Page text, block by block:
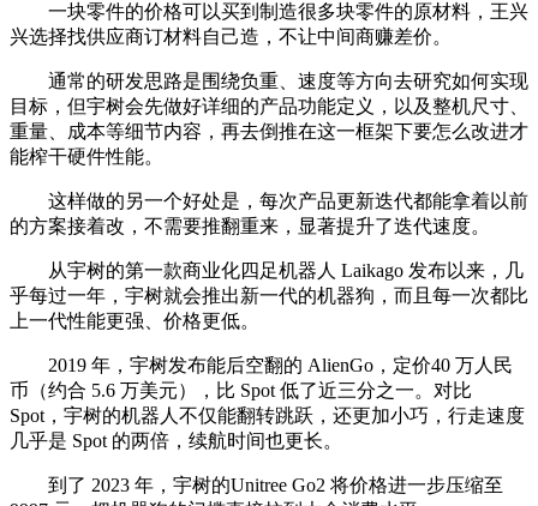
一块零件的价格可以买到制造很多块零件的原材料，王兴
兴选择找供应商订材料自己造，不让中间商赚差价。
通常的研发思路是围绕负重、速度等方向去研究如何实现
目标，但宇树会先做好详细的产品功能定义，以及整机尺寸、
重量、成本等细节内容，再去倒推在这一框架下要怎么改进才
能榨干硬件性能。
这样做的另一个好处是，每次产品更新迭代都能拿着以前
的方案接着改，不需要推翻重来，显著提升了迭代速度。
从宇树的第一款商业化四足机器人 Laikago 发布以来，几
乎每过一年，宇树就会推出新一代的机器狗，而且每一次都比
上一代性能更强、价格更低。
2019 年，宇树发布能后空翻的 AlienGo，定价40 万人民
币（约合 5.6 万美元），比 Spot 低了近三分之一。对比
Spot，宇树的机器人不仅能翻转跳跃，还更加小巧，行走速度
几乎是 Spot 的两倍，续航时间也更长。
到了 2023 年，宇树的Unitree Go2 将价格进一步压缩至